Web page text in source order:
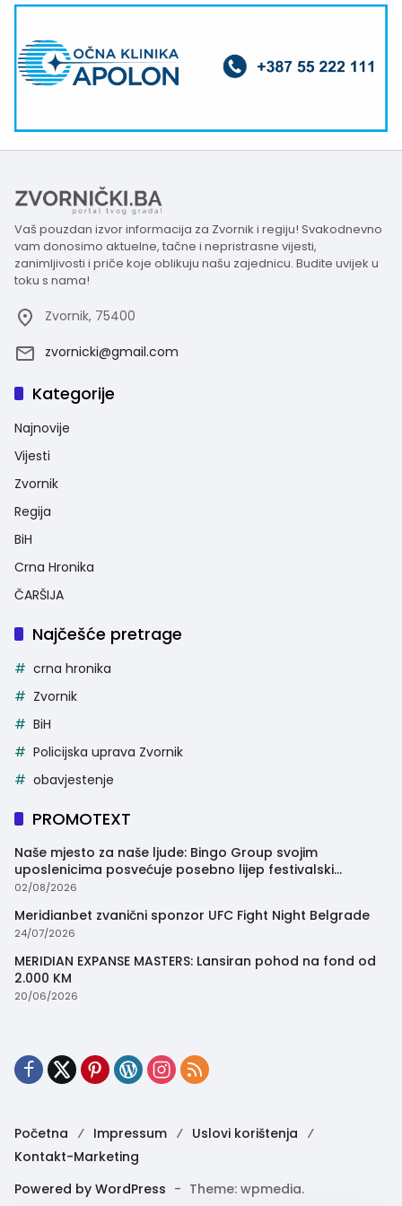
Vaš pouzdan izvor informacija za Zvornik i regiju! Svakodnevno
vam donosimo aktuelne, tačne i nepristrasne vijesti,
zanimljivosti i priče koje oblikuju našu zajednicu. Budite uvijek u
toku s nama!
Zvornik, 75400
zvornicki@gmail.com
Kategorije
Najnovije
Vijesti
Zvornik
Regija
BiH
Crna Hronika
ČARŠIJA
Najčešće pretrage
crna hronika
Zvornik
BiH
Policijska uprava Zvornik
obavjestenje
PROMOTEXT
Naše mjesto za naše ljude: Bingo Group svojim
uposlenicima posvećuje posebno lijep festivalski
trenutak
02/08/2026
Meridianbet zvanični sponzor UFC Fight Night Belgrade
24/07/2026
MERIDIAN EXPANSE MASTERS: Lansiran pohod na fond od
2.000 KM
20/06/2026
Početna Impressum
Uslovi korištenja
Kontakt-Marketing
Powered by WordPress - Theme: wpmedia.